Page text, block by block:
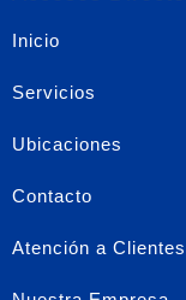
Inicio
Servicios
Ubicaciones
Contacto
Atención a Clientes